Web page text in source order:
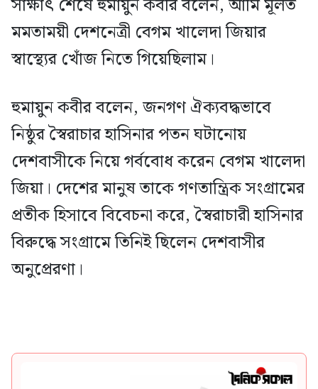
সাক্ষাৎ শেষে হুমায়ুন কবীর বলেন, আমি মূলত
মমতাময়ী দেশনেত্রী বেগম খালেদা জিয়ার
স্বাস্থ্যের খোঁজ নিতে গিয়েছিলাম।
হুমায়ুন কবীর বলেন, জনগণ ঐক্যবদ্ধভাবে
নিষ্ঠুর স্বৈরাচার হাসিনার পতন ঘটানোয়
দেশবাসীকে নিয়ে গর্ববোধ করেন বেগম খালেদা
জিয়া। দেশের মানুষ তাকে গণতান্ত্রিক সংগ্রামের
প্রতীক হিসাবে বিবেচনা করে, স্বৈরাচারী হাসিনার
বিরুদ্ধে সংগ্রামে তিনিই ছিলেন দেশবাসীর
অনুপ্রেরণা।